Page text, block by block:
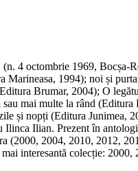
4 octombrie 1969, Bocșa-
Marineasa, 1994); noi și
Brumar, 2004); O
mai multe la rând
și nopți (Editura
Ilian. Prezent în
(2000, 2004, 2010, 2012,
interesantă colecție: